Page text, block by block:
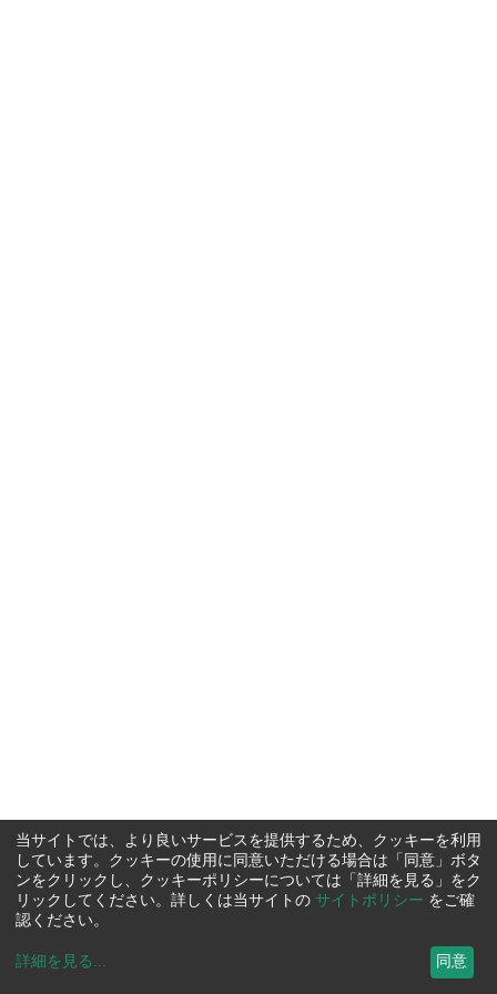
当サイトでは、より良いサービスを提供するため、クッキーを利用
しています。クッキーの使用に同意いただける場合は「同意」ボタ
ンをクリックし、クッキーポリシーについては「詳細を見る」をク
リックしてください。詳しくは当サイトの サイトポリシー をご確
認ください。
詳細を見る ... 同意